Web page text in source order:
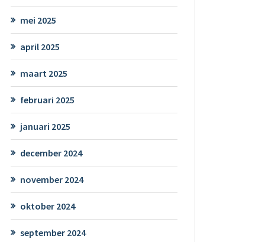
mei 2025
april 2025
maart 2025
februari 2025
januari 2025
december 2024
november 2024
oktober 2024
september 2024